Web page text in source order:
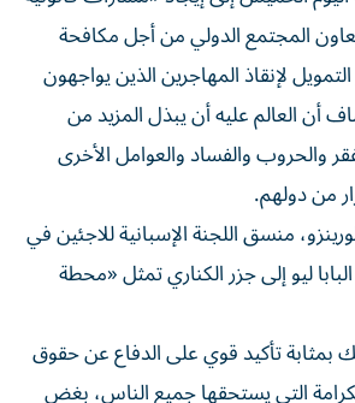
المجتمع الدولي من أجل ‌مكافحة
التمويل لإنقاذ المهاجرين الذين يواجهون
أن العالم عليه أن يبذل المزيد من
والحروب والفساد والعوامل ⁠الأخرى
من دولهم.
منسق اللجنة ​الإسبانية للاجئين في
ليو إلى جزر الكناري تمثل «محطة
تأكيد قوي على الدفاع عن حقوق
التي يستحقها ⁠جميع الناس، بغض